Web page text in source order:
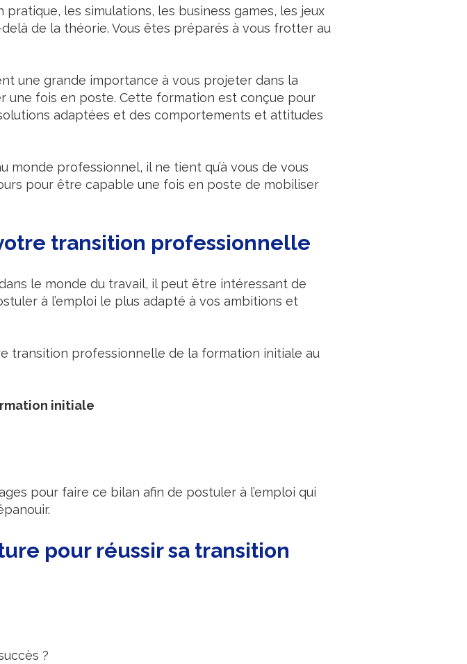
les simulations, les business games, les jeux
de la théorie. Vous êtes préparés à vous frotter au
une grande importance à vous projeter dans la
une fois en poste. Cette formation est conçue pour
adaptées et des comportements et attitudes
professionnel, il ne tient qu’à vous de vous
pour être capable une fois en poste de mobiliser
transition professionnelle
le monde du travail, il peut être intéressant de
à l’emploi le plus adapté à vos ambitions et
transition professionnelle de la formation initiale au
initiale
pour faire ce bilan afin de postuler à l’emploi qui
pour réussir sa transition
?